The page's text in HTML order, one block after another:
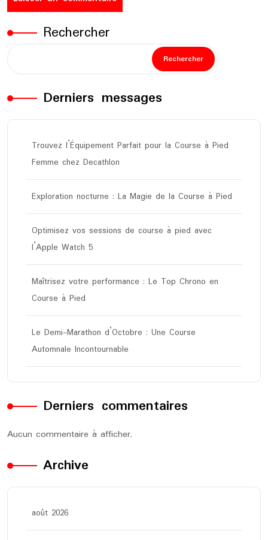
Rechercher
Rechercher
Derniers messages
Trouvez l’Équipement Parfait pour la Course à Pied
Femme chez Decathlon
Exploration nocturne : La Magie de la Course à Pied
Optimisez vos sessions de course à pied avec
l’Apple Watch 5
Maîtrisez votre performance : Le Top Chrono en
Course à Pied
Le Demi-Marathon d’Octobre : Une Course
Automnale Incontournable
Derniers commentaires
Aucun commentaire à afficher.
Archive
août 2026